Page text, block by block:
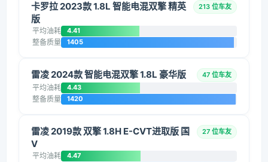
卡罗拉 2023款 1.8L 智能电混双擎 精英
版
213 位车友
平均油耗 4.41
整备质量 1405
雷凌 2024款 智能电混双擎 1.8L 豪华版 47 位车友
平均油耗 4.43
整备质量 1420
雷凌 2019款 双擎 1.8H E-CVT进取版 国
V
27 位车友
平均油耗 4.47